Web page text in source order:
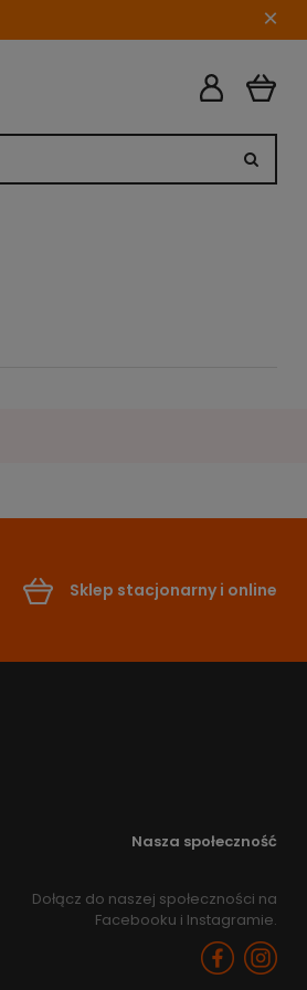
×
Sklep stacjonarny i online
Nasza społeczność
Dołącz do naszej społeczności na
Facebooku i Instagramie.